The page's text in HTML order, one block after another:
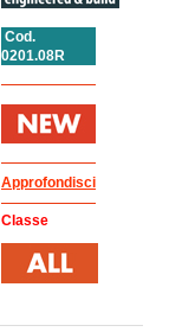
Cod.
0201.08R
Approfondisci
Classe